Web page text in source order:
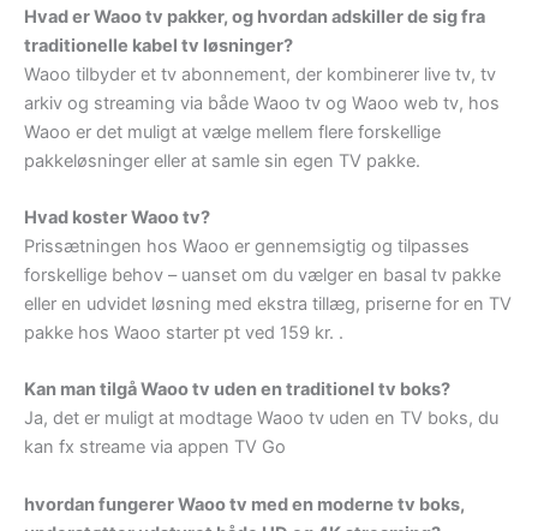
Hvad er Waoo tv pakker, og hvordan adskiller de sig fra
traditionelle kabel tv løsninger?
Waoo tilbyder et tv abonnement, der kombinerer live tv, tv
arkiv og streaming via både Waoo tv og Waoo web tv, hos
Waoo er det muligt at vælge mellem flere forskellige
pakkeløsninger eller at samle sin egen TV pakke.
Hvad koster Waoo tv?
Prissætningen hos Waoo er gennemsigtig og tilpasses
forskellige behov – uanset om du vælger en basal tv pakke
eller en udvidet løsning med ekstra tillæg, priserne for en TV
pakke hos Waoo starter pt ved 159 kr. .
Kan man tilgå Waoo tv uden en traditionel tv boks?
Ja, det er muligt at modtage Waoo tv uden en TV boks, du
kan fx streame via appen TV Go
hvordan fungerer Waoo tv med en moderne tv boks,